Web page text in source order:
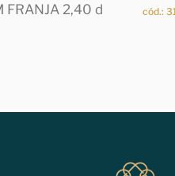
FRANJA 2,40 d
cód.: